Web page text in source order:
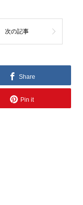
次の記事
Share
Pin it